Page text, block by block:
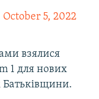
October 5, 2022
взялися
1 для нових
Батьківщини.